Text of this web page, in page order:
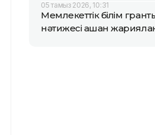
05 тамыз 2026, 10:31
Мемлекеттік білім
нәтижесі қашан